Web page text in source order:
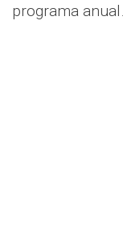
programa anual.